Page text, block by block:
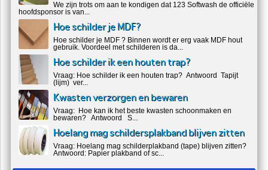
We zijn trots om aan te kondigen dat 123 Softwash de officiële
hoofdsponsor is van...
Hoe schilder je MDF?
Hoe schilder je MDF ? Binnen wordt er erg vaak MDF hout
gebruik. Voordeel met schilderen is da...
Hoe schilder ik een houten trap?
Vraag: Hoe schilder ik een houten trap? Antwoord Tapijt
(lijm) ver...
Kwasten verzorgen en bewaren
Vraag: Hoe kan ik het beste kwasten schoonmaken en
bewaren? Antwoord S...
Hoelang mag schildersplakband blijven zitten
Vraag: Hoelang mag schilderplakband (tape) blijven zitten?
Antwoord: Papier plakband of sc...